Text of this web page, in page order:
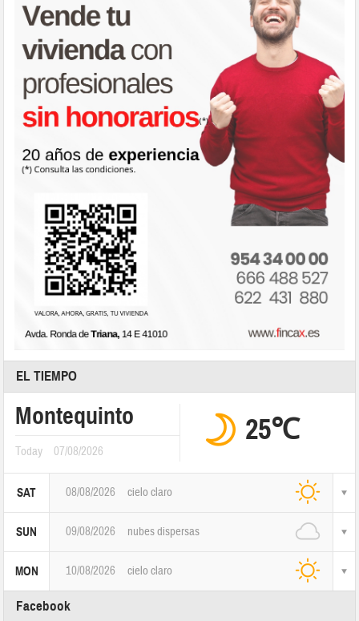
EL TIEMPO
Montequinto
Today 07/08/2026
25℃
SAT 08/08/2026 cielo claro
SUN 09/08/2026 nubes dispersas
MON 10/08/2026 cielo claro
Facebook